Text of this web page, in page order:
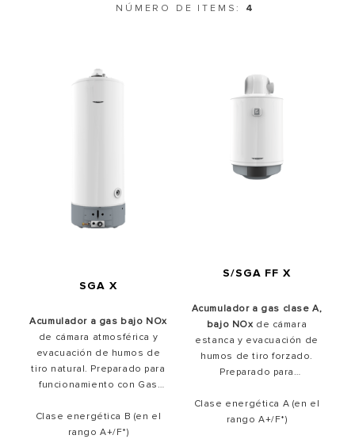
NÚMERO DE ITEMS: 4
SGA X
Acumulador a gas bajo NOx
de cámara atmosférica y
evacuación de humos de
tiro natural. Preparado para
funcionamiento con Gas
Butano/Propano mediante
kit de transformación
Clase energética B (en el
rango A+/F*)
S/SGA FF X
Acumulador a gas clase A,
bajo NOxde cámara
estanca y evacuación de
humos de tiro forzado.
Preparado para
Natural.
Clase energética A (en el
rango A+/F*)